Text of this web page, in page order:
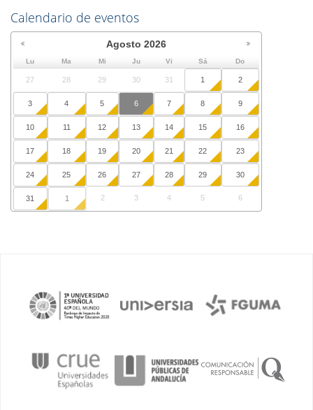
Calendario de eventos
Agosto 2026
Lu Ma Mi Ju Vi Sá Do
27 28 29 30 31 1 2
3 4 5 6 7 8 9
10 11 12 13 14 15 16
17 18 19 20 21 22 23
24 25 26 27 28 29 30
31 1 2 3 4 5 6